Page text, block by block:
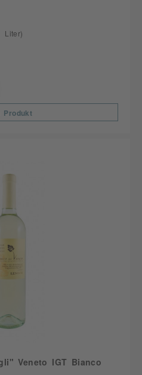
Liter)
Produkt
Veneto IGT Bianco